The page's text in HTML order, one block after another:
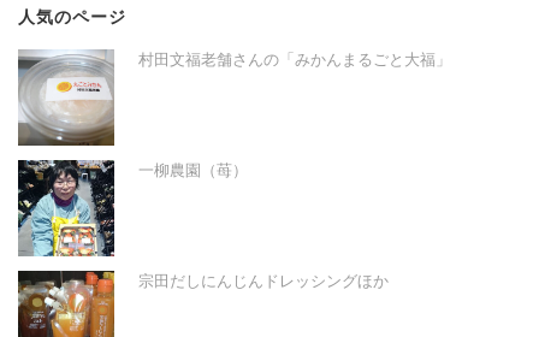
人気のページ
村田文福老舗さんの「みかんまるごと大福」
一柳農園（苺）
宗田だしにんじんドレッシングほか